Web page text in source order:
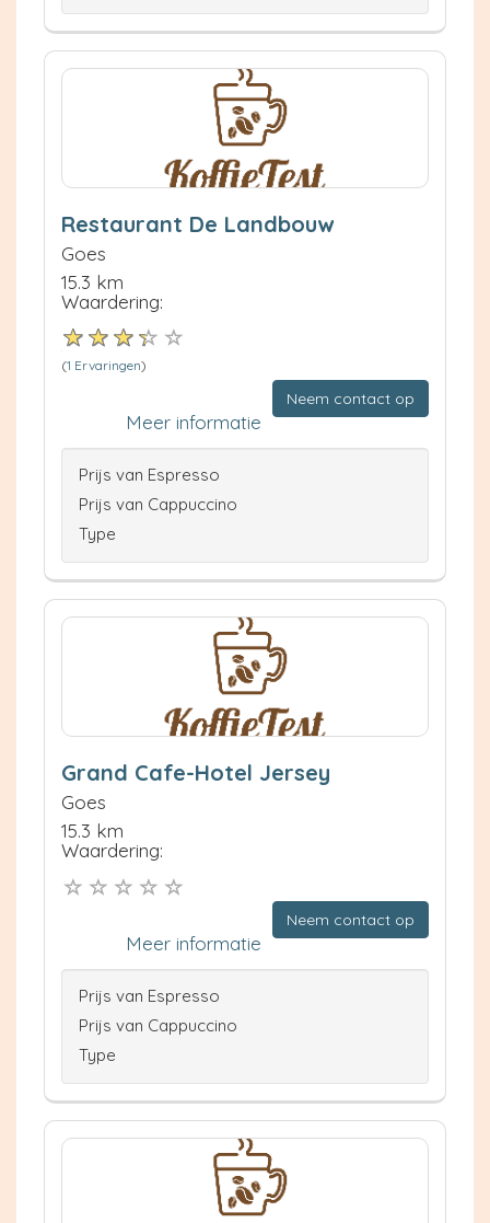
Restaurant De Landbouw
Goes
15.3 km
Waardering:
(1 Ervaringen)
Neem contact op
Meer informatie
Prijs van Espresso
Prijs van Cappuccino
Type
Grand Cafe-Hotel Jersey
Goes
15.3 km
Waardering:
Neem contact op
Meer informatie
Prijs van Espresso
Prijs van Cappuccino
Type